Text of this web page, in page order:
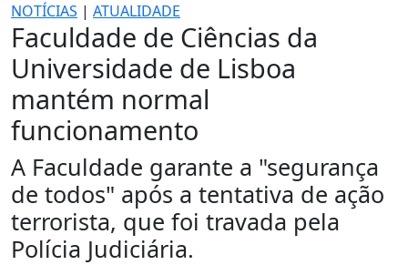
NOTÍCIAS | ATUALIDADE
Faculdade de Ciências da
Universidade de Lisboa
mantém normal
funcionamento
A Faculdade garante a "segurança
de todos" após a tentativa de ação
terrorista, que foi travada pela
Polícia Judiciária.